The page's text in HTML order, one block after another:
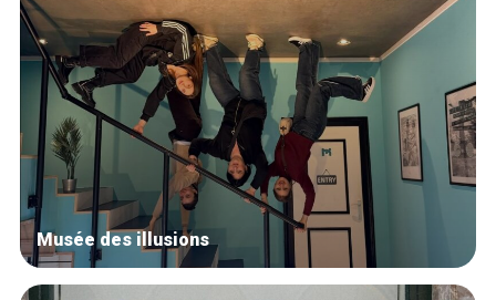
Musée des illusions